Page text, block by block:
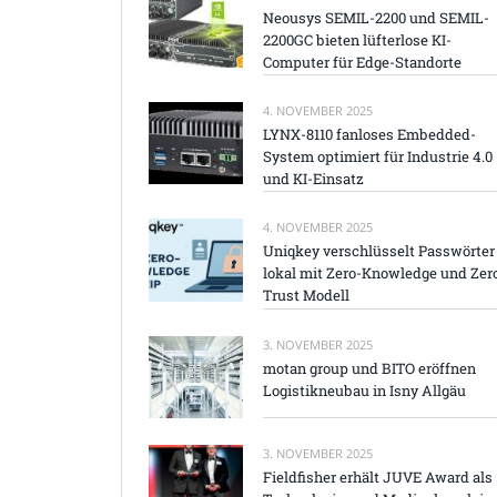
Neousys SEMIL-2200 und SEMIL-
2200GC bieten lüfterlose KI-
Computer für Edge-Standorte
4. NOVEMBER 2025
LYNX-8110 fanloses Embedded-
System optimiert für Industrie 4.0
und KI-Einsatz
4. NOVEMBER 2025
Uniqkey verschlüsselt Passwörter
lokal mit Zero-Knowledge und
Trust Modell
3. NOVEMBER 2025
motan group und BITO eröffnen
Logistikneubau in Isny Allgäu
3. NOVEMBER 2025
Fieldfisher erhält JUVE Award als